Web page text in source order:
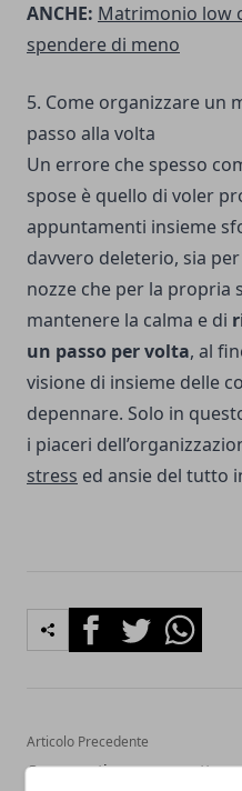
ANCHE: Matrimonio low
spendere di meno
5. Come organizzare un
passo alla volta
Un errore che spesso
spose è quello di voler
appuntamenti insieme
davvero deleterio, sia
nozze che per la propria
mantenere la calma e di
un passo per volta, al
visione di insieme delle
depennare. Solo in
i piaceri
stress ed ansie del tutto
FacebookTwitterWhatsapp
Articolo Precedente
Come vestire un paggetto